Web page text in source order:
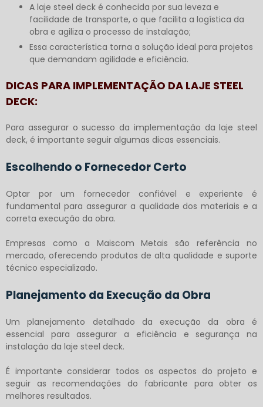
A laje steel deck é conhecida por sua leveza e
facilidade de transporte, o que facilita a logística da
obra e agiliza o processo de instalação;
Essa característica torna a solução ideal para projetos
que demandam agilidade e eficiência.
DICAS PARA IMPLEMENTAÇÃO DA LAJE STEEL
DECK:
Para assegurar o sucesso da implementação dalaje steel
deck, é importante seguir algumas dicas essenciais.
Escolhendo o Fornecedor Certo
Optar por um fornecedor confiável e experiente é
fundamental para assegurar a qualidade dos materiais e a
correta execução da obra.
Empresas como a Maiscom Metais são referência no
mercado, oferecendo produtos de alta qualidade e suporte
técnico especializado.
Planejamento da Execução da Obra
Um planejamento detalhado da execução da obra é
essencial para assegurar a eficiência e segurança na
instalação da laje steel deck.
É importante considerar todos os aspectos do projeto e
seguir as recomendações do fabricante para obter os
melhores resultados.